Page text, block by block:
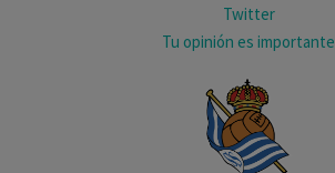
Twitter
Tu opinión es importante